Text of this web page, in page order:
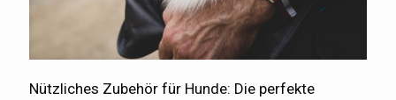
Nützliches Zubehör für Hunde: Die perfekte